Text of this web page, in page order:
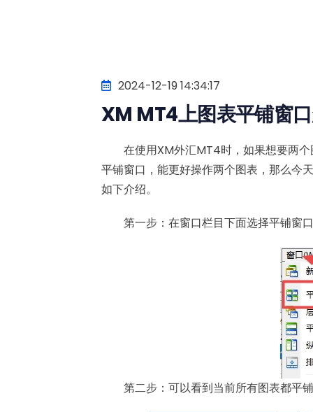
2024-12-19 14:34:17
XM MT4上图表平铺窗
在使用XM外汇MT4时，如果想要两个
平铺窗口，能更好操作两个图表，那么今
如下介绍。
第一步：在窗口栏目下面选择平铺窗
第二步：可以看到当前所有图表都平